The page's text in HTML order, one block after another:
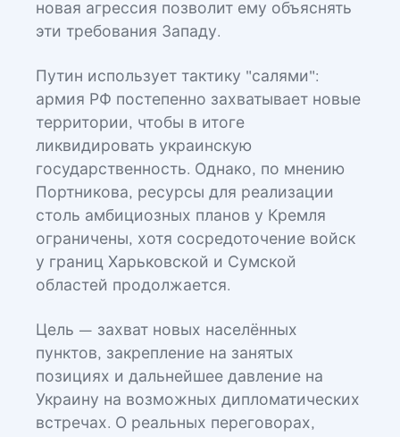
новая агрессия позволит ему объяснять
эти требования Западу.
Путин использует тактику "салями":
армия РФ постепенно захватывает новые
территории, чтобы в итоге
ликвидировать украинскую
государственность. Однако, по мнению
Портникова, ресурсы для реализации
столь амбициозных планов у Кремля
ограничены, хотя сосредоточение войск
у границ Харьковской и Сумской
областей продолжается.
Цель — захват новых населённых
пунктов, закрепление на занятых
позициях и дальнейшее давление на
Украину на возможных дипломатических
встречах. О реальных переговорах,